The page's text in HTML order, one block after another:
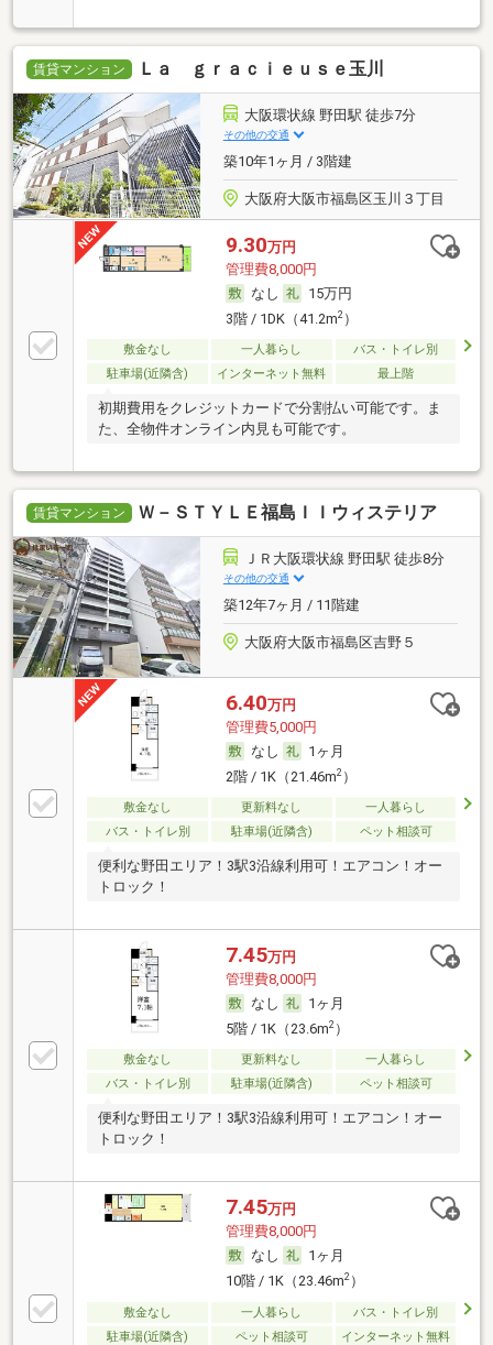
賃貸マンション Ｌａ ｇｒａｃｉｅｕｓｅ玉川
大阪環状線 野田駅 徒歩7分
その他の交通
築10年1ヶ月 / 3階建
大阪府大阪市福島区玉川３丁目
9.30万円
管理費8,000円
なし
15万円
3階 / 1DK（41.2m2）
敷金なし 一人暮らし
バス・トイレ別
駐車場(近隣含)
インターネット無料 最上階
初期費用をクレジットカードで分割払い可能です。ま
た、全物件オンライン内見も可能です。
賃貸マンション Ｗ－ＳＴＹＬＥ福島ＩＩウィステリア
ＪＲ大阪環状線 野田駅 徒歩8分
その他の交通
築12年7ヶ月 / 11階建
大阪府大阪市福島区吉野５
6.40万円
管理費5,000円
なし
1ヶ月
2階 / 1K（21.46m2）
敷金なし 更新料なし
一人暮らし
バス・トイレ別
駐車場(近隣含) ペット相談可
便利な野田エリア！3駅3沿線利用可！エアコン！オー
トロック！
7.45万円
管理費8,000円
なし
1ヶ月
5階 / 1K（23.6m2）
敷金なし 更新料なし
一人暮らし
バス・トイレ別
駐車場(近隣含) ペット相談可
便利な野田エリア！3駅3沿線利用可！エアコン！オー
トロック！
7.45万円
管理費8,000円
なし
1ヶ月
10階 / 1K（23.46m2）
敷金なし 一人暮らし
バス・トイレ別
駐車場(近隣含)
ペット相談可 インターネット無料